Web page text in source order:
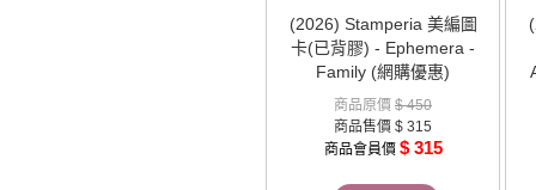
(2026) Stamperia 美編圖
卡(已背膠) - Ephemera -
Family (網購優惠)
商品原價 $ 450
商品售價 $ 315
商品會員價 $ 315